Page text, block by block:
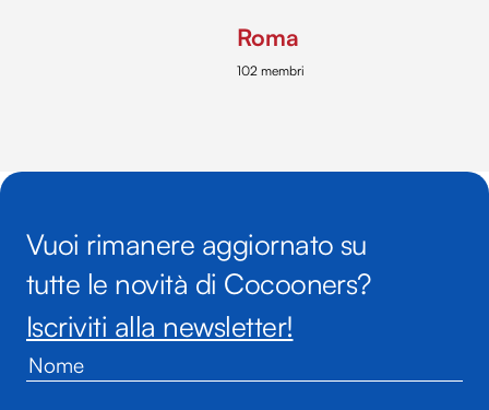
Roma
102 membri
Vuoi rimanere aggiornato su
tutte le novità di Cocooners?
Iscriviti alla newsletter!